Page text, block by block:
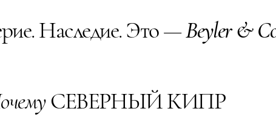
Наследие. Это —Beyler &
СЕВЕРНЫЙ КИПР